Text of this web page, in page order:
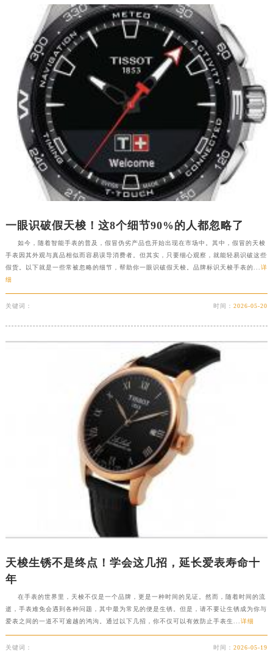
山东省临沂市兰山区解放路天梭售后服务中心（需提前预约）
山东省日照市东港区烟台路天梭售后服务中心（需提前预约）
山东省泰安市泰山区财源街道泰山大街天梭售后服务中心（需提前预约）
山东省威海市环翠区新威海路89号振华商厦一楼名表维修天梭售后服务中心（需提前预约）
山东省潍坊市奎文区东风东街天梭售后服务中心（需提前预约）
山东省枣庄市滕州市北辛路与善国路交叉口天梭售后服务中心（需提前预约）
山东省淄博市张店区金晶大道天梭售后服务中心（需提前预约）
上海市黄浦区南京东路299号宏伊国际广场写字楼8层806室天梭售后服务中心（需提前预约）
浙江省湖州市吴兴区劳动路天梭售后服务中心（需提前预约）
浙江省嘉兴市南湖区广益路705号嘉兴世界贸易中心A座13层1304室天梭售后服务中心（需提前预约）
浙江省丽水市莲都区解放街天梭售后服务中心（需提前预约）
浙江省宁波市江北区大闸南路500号来福士广场办公楼20层2009室天梭售后服务中心（需提前预约）
浙江省绍兴市越城区胜利东路379号世茂天际中心写字楼8层805室天梭售后服务中心（需提前预约）
澳门特别行政区大堂区议事亭前地（新马路）天梭售后服务中心（需提前预约）
澳门省路氹城市金光大道天梭售后服务中心（需提前预约）
广东省惠州市惠城区江北文昌一路7号华贸大厦1座30层3005室天梭售后服务中心（需提前预约）
广东省揭阳市榕城进贤门步行街天梭售后服务中心（需提前预约）
广东省茂名市电白区水东街道迎宾大道天梭售后服务中心（需提前预约）
广东省清远市清城区湖西路天梭售后服务中心（需提前预约）
一眼识破假天梭！这8个细节90%的人都忽略了
如今，随着智能手表的普及，假冒伪劣产品也开始出现在市场中。其中，假冒的天梭
手表因其外观与真品相似而容易误导消费者。但其实，只要细心观察，就能轻易识破这些
假货。以下就是一些常被忽略的细节，帮助你一眼识破假天梭。品牌标识天梭手表的... 详
细
关键词： 时间：2026-05-20
天梭生锈不是终点！学会这几招，延长爱表寿命十
年
在手表的世界里，天梭不仅是一个品牌，更是一种时间的见证。然而，随着时间的流
逝，手表难免会遇到各种问题，其中最为常见的便是生锈。但是，请不要让生锈成为你与
爱表之间的一道不可逾越的鸿沟。通过以下几招，你不仅可以有效防止手表生... 详细
关键词： 时间：2026-05-19